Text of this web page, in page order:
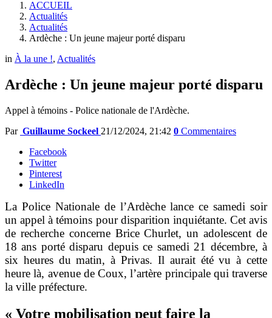
ACCUEIL
Actualités
Actualités
Ardèche : Un jeune majeur porté disparu
in À la une !, Actualités
Ardèche : Un jeune majeur porté disparu
Appel à témoins - Police nationale de l'Ardèche.
Par Guillaume Sockeel 21/12/2024, 21:42 0 Commentaires
Facebook
Twitter
Pinterest
LinkedIn
La Police Nationale de l’Ardèche lance ce samedi soir
un appel à témoins pour disparition inquiétante. Cet avis
de recherche concerne Brice Churlet, un adolescent de
18 ans porté disparu depuis ce samedi 21 décembre, à
six heures du matin, à Privas. Il aurait été vu à cette
heure là, avenue de Coux, l’artère principale qui traverse
la ville préfecture.
« Votre mobilisation peut faire la